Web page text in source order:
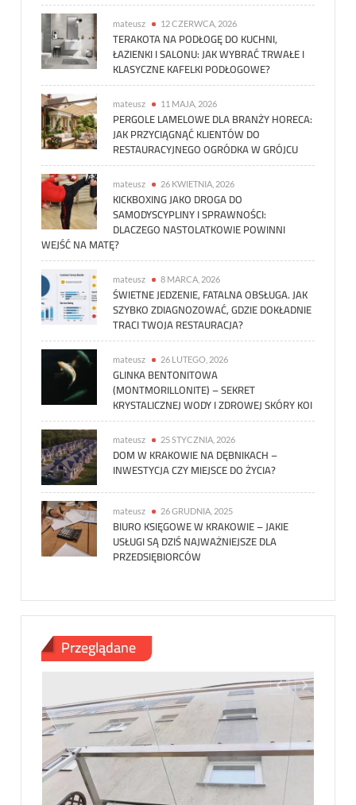
mateusz 12 CZERWCA, 2026
TERAKOTA NA PODŁOGĘ DO KUCHNI,
ŁAZIENKI I SALONU: JAK WYBRAĆ TRWAŁE I
KLASYCZNE KAFELKI PODŁOGOWE?
mateusz 11 MAJA, 2026
PERGOLE LAMELOWE DLA BRANŻY HORECA:
JAK PRZYCIĄGNĄĆ KLIENTÓW DO
RESTAURACYJNEGO OGRÓDKA W GRÓJCU
mateusz 26 KWIETNIA, 2026
KICKBOXING JAKO DROGA DO
SAMODYSCYPLINY I SPRAWNOŚCI:
DLACZEGO NASTOLATKOWIE POWINNI
WEJŚĆ NA MATĘ?
mateusz 8 MARCA, 2026
ŚWIETNE JEDZENIE, FATALNA OBSŁUGA. JAK
SZYBKO ZDIAGNOZOWAĆ, GDZIE DOKŁADNIE
TRACI TWOJA RESTAURACJA?
mateusz 26 LUTEGO, 2026
GLINKA BENTONITOWA
(MONTMORILLONITE) – SEKRET
KRYSTALICZNEJ WODY I ZDROWEJ SKÓRY KOI
mateusz 25 STYCZNIA, 2026
DOM W KRAKOWIE NA DĘBNIKACH –
INWESTYCJA CZY MIEJSCE DO ŻYCIA?
mateusz 26 GRUDNIA, 2025
BIURO KSIĘGOWE W KRAKOWIE – JAKIE
USŁUGI SĄ DZIŚ NAJWAŻNIEJSZE DLA
PRZEDSIĘBIORCÓW
Przeglądane